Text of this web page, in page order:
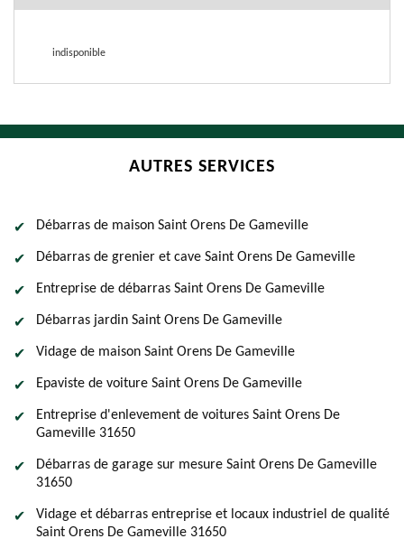
indisponible
AUTRES SERVICES
Débarras de maison Saint Orens De Gameville
Débarras de grenier et cave Saint Orens De Gameville
Entreprise de débarras Saint Orens De Gameville
Débarras jardin Saint Orens De Gameville
Vidage de maison Saint Orens De Gameville
Epaviste de voiture Saint Orens De Gameville
Entreprise d'enlevement de voitures Saint Orens De
Gameville 31650
Débarras de garage sur mesure Saint Orens De Gameville
31650
Vidage et débarras entreprise et locaux industriel de qualité
Saint Orens De Gameville 31650